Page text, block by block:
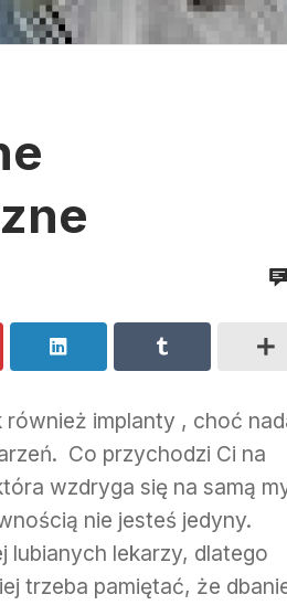
implanty , choć
Co przychodzi Ci na
wzdryga się na samą
nie jesteś jedyny.
lubianych lekarzy, dlatego
trzeba pamiętać, że